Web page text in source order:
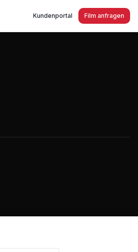
Kundenportal Film anfragen